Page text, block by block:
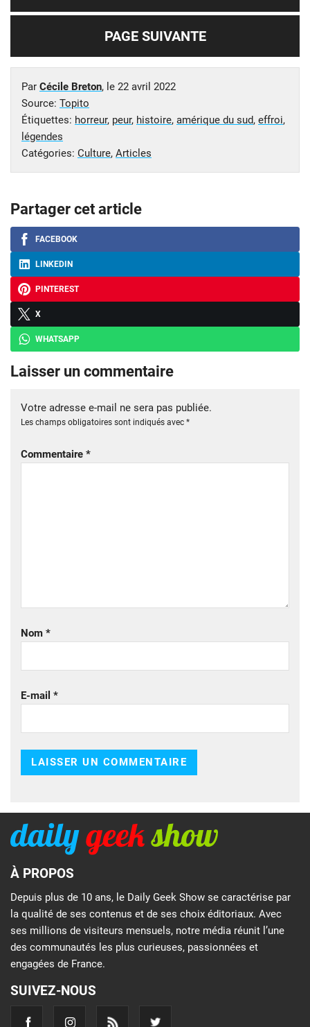
PAGE SUIVANTE
Par Cécile Breton, le 22 avril 2022
Source: Topito
Étiquettes: horreur, peur, histoire, amérique du sud, effroi,
légendes
Catégories: Culture, Articles
Partager cet article
FACEBOOK
LINKEDIN
PINTEREST
X
WHATSAPP
Laisser un commentaire
Votre adresse e-mail ne sera pas publiée.
Les champs obligatoires sont indiqués avec *
Commentaire *
Nom *
E-mail *
À PROPOS
Depuis plus de 10 ans, le Daily Geek Show se caractérise par
la qualité de ses contenus et de ses choix éditoriaux. Avec
ses millions de visiteurs mensuels, notre média réunit l’une
des communautés les plus curieuses, passionnées et
engagées de France.
SUIVEZ-NOUS